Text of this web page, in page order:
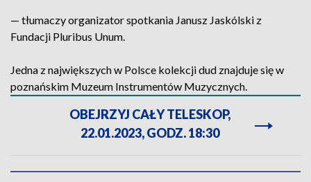
— tłumaczy organizator spotkania Janusz Jaskólski z
Fundacji Pluribus Unum.
Jedna z największych w Polsce kolekcji dud znajduje się w
poznańskim Muzeum Instrumentów Muzycznych.
OBEJRZYJ CAŁY TELESKOP,
22.01.2023, GODZ. 18:30